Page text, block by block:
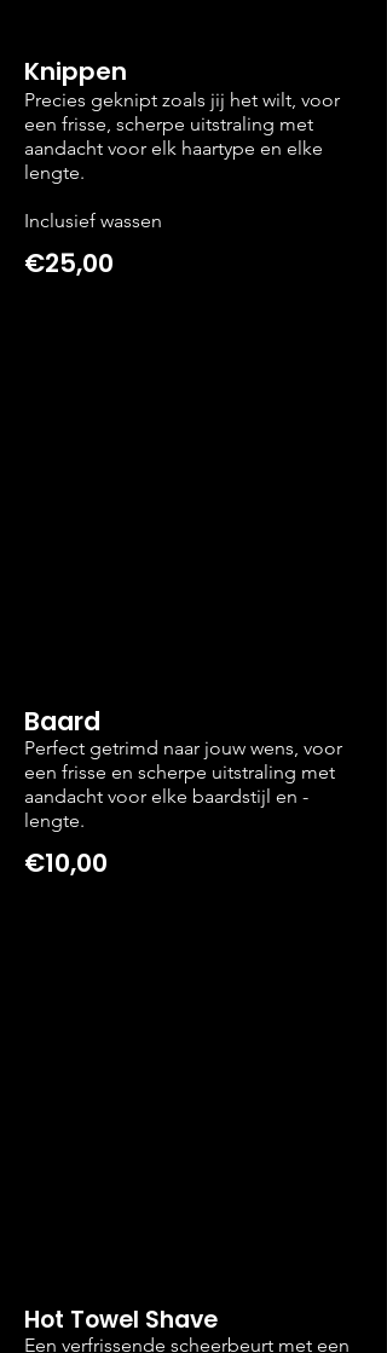
Knippen
Precies geknipt zoals jij het wilt, voor
een frisse, scherpe uitstraling met
aandacht voor elk haartype en elke
lengte.
Inclusief wassen
€25,00
Baard
Perfect getrimd naar jouw wens, voor
een frisse en scherpe uitstraling met
aandacht voor elke baardstijl en -
lengte.
€10,00
Hot Towel Shave
Een verfrissende scheerbeurt met een